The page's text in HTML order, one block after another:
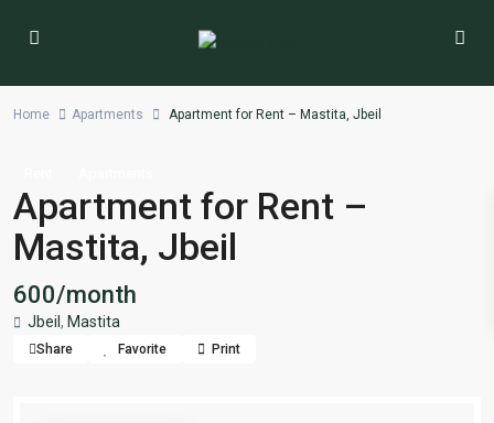
Home Apartments Apartment for Rent – Mastita, Jbeil
Apartment for Rent –
Mastita, Jbeil
600/month
Jbeil , Mastita
Share Favorite Print